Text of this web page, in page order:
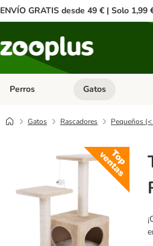
ENVÍO GRATIS desde 49 € | Solo
Perros Menú de categoria
Gatos
Gatos Rascadores Pequeños